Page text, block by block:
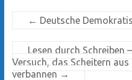
← Deutsche
Lesen durch Schreiben
Versuch, das Scheitern
verbannen →